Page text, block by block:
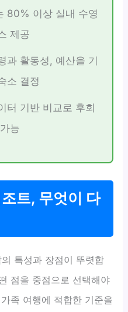
80% 이상 실내 수영
제공
과 활동성, 예산을 기
소 결정
터 기반 비교로 후회
능
트, 무엇이 다
특성과 장점이 뚜렷합
점을 중점으로 선택해야
족 여행에 적합한 기준을